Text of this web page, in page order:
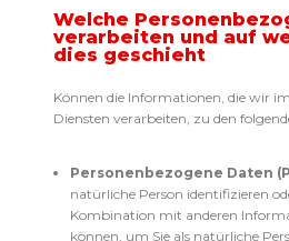
Welche
verarbeiten und auf
dies geschieht
Können die Informationen, die wir
Diensten verarbeiten, zu den
Personenbezogene Daten
natürliche Person identifizieren
Kombination mit anderen
können, um Sie als natürliche